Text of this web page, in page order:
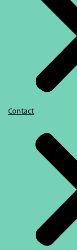
Contact